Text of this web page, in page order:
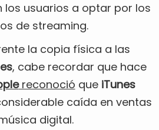
los usuarios a optar por los
de streaming.
la copia física a las
, cabe recordar que hace
reconoció que iTunes
caída en ventas
digital.